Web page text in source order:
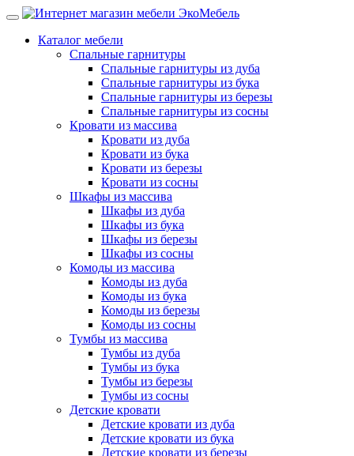
Каталог мебели
Спальные гарнитуры
Спальные гарнитуры из дуба
Спальные гарнитуры из бука
Спальные гарнитуры из березы
Спальные гарнитуры из сосны
Кровати из массива
Кровати из дуба
Кровати из бука
Кровати из березы
Кровати из сосны
Шкафы из массива
Шкафы из дуба
Шкафы из бука
Шкафы из березы
Шкафы из сосны
Комоды из массива
Комоды из дуба
Комоды из бука
Комоды из березы
Комоды из сосны
Тумбы из массива
Тумбы из дуба
Тумбы из бука
Тумбы из березы
Тумбы из сосны
Детские кровати
Детские кровати из дуба
Детские кровати из бука
Детские кровати из березы